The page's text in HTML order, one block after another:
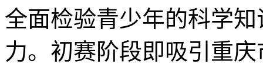
全面检验青少年的科学
力。初赛阶段即吸引重